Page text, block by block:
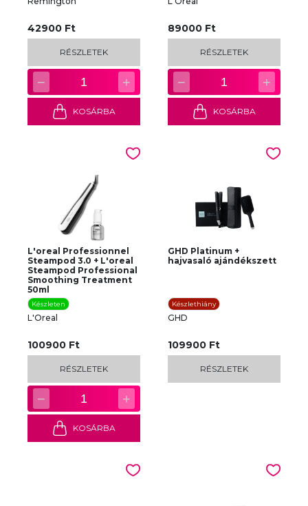
42900 Ft
RÉSZLETEK
− 1 +
KOSÁRBA
89000 Ft
RÉSZLETEK
− 1 +
KOSÁRBA
L'oreal Professionnel
Steampod 3.0 + L'oreal
Steampod Professional
Smoothing Treatment
50ml
Készleten
L'Oreal
100900 Ft
RÉSZLETEK
− 1 +
KOSÁRBA
GHD Platinum +
hajvasaló ajándékszett
Készlethiány
GHD
109900 Ft
RÉSZLETEK